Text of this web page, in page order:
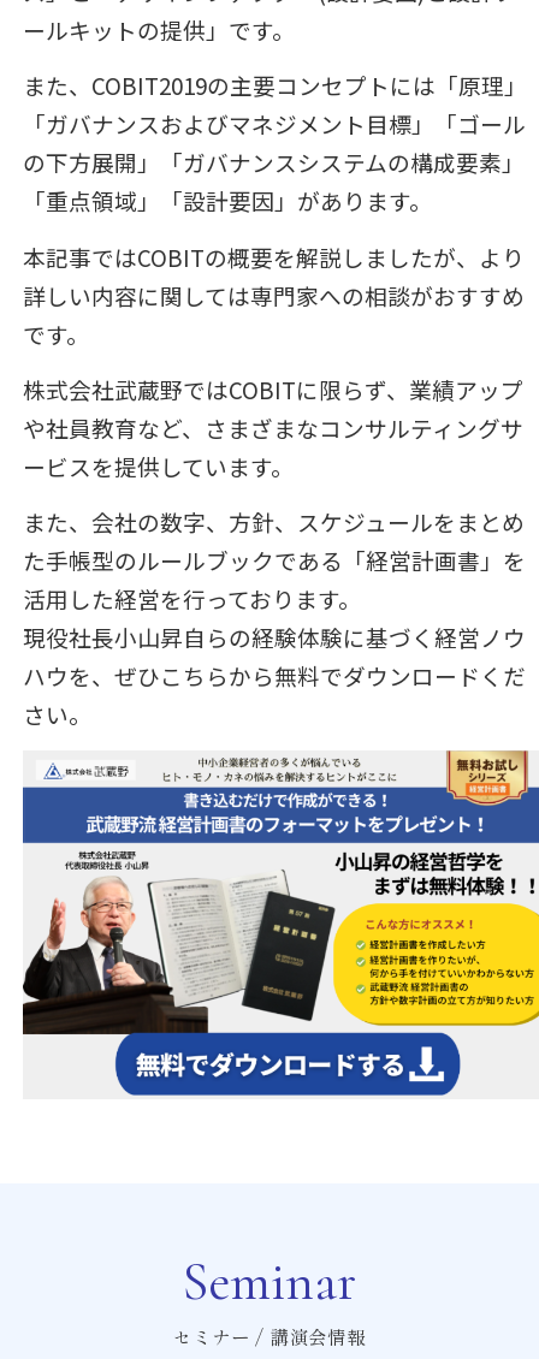
ールキットの提供」です。
また、COBIT2019の主要コンセプトには「原理」
「ガバナンスおよびマネジメント目標」「ゴール
の下方展開」「ガバナンスシステムの構成要素」
「重点領域」「設計要因」があります。
本記事ではCOBITの概要を解説しましたが、より
詳しい内容に関しては専門家への相談がおすすめ
です。
株式会社武蔵野ではCOBITに限らず、業績アップ
や社員教育など、さまざまなコンサルティングサ
ービスを提供しています。
また、会社の数字、方針、スケジュールをまとめ
た手帳型のルールブックである「経営計画書」を
活用した経営を行っております。
現役社長小山昇自らの経験体験に基づく経営ノウ
ハウを、ぜひこちらから無料でダウンロードくだ
さい。
Seminar
セミナー / 講演会情報